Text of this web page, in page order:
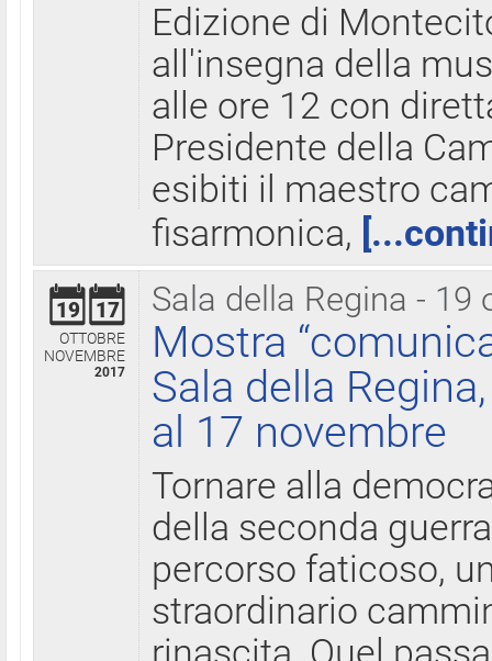
Edizione di
all'insegna della
alle ore 12 con
Presidente della
esibiti il maestro
fisarmonica,
Sala della Regina - 19
19 17
OTTOBRE
NOVEMBRE
2017
Mostra
Sala della
al 17 novembre
Tornare alla
della seconda
percorso faticoso,
straordinario